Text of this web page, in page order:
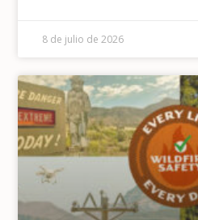
8 de julio de 2026